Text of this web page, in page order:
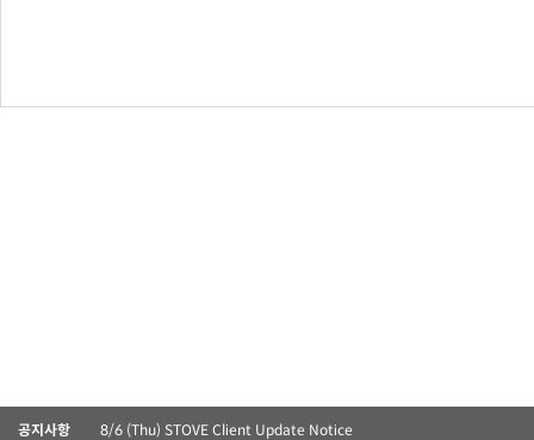
공지사항 8/6 (Thu) STOVE Client Update Notice